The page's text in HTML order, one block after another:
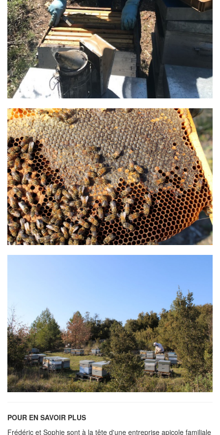
POUR EN SAVOIR PLUS
Frédéric et Sophie sont à la tête d'une entreprise apicole familiale